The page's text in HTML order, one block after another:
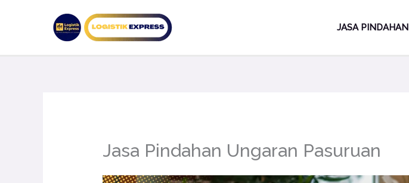
JASA PINDAHAN
Jasa Pindahan Ungaran Pasuruan